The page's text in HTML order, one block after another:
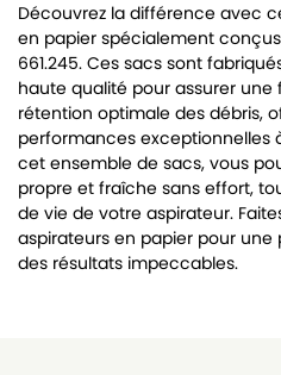
Découvrez la différence avec
en papier spécialement conçus
661.245. Ces sacs sont
haute qualité pour assurer
rétention optimale des débris,
performances exceptionnelles
cet ensemble de sacs, vous
propre et fraîche sans effort,
de vie de votre aspirateur.
aspirateurs en papier pour
des résultats impeccables.